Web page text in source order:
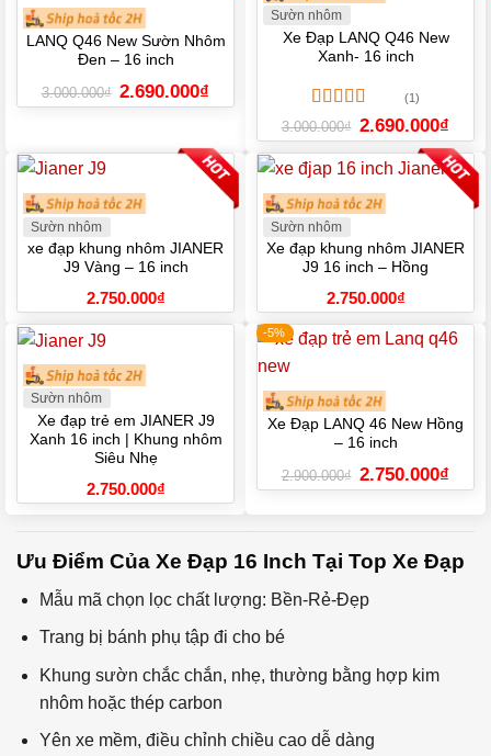
LANQ Q46 New Sườn Nhôm
Đen – 16 inch
3.000.000₫ Giá
gốc
2.690.000₫
hiện
2.690.000₫.
Sườn nhôm
Xe Đạp LANQ Q46 New
Xanh- 16 inch
Được xếp
hạng5.005
sao
(1)
3.000.000₫ Giá
gốc
là:
3.000.000₫.
2.690.000₫
hiện
tại
là:
Sườn nhôm
xe đạp khung nhôm JIANER
J9 Vàng – 16 inch
2.750.000₫
Sườn nhôm
Xe đạp khung nhôm JIANER
J9 16 inch – Hồng
2.750.000₫
Sườn nhôm
Xe đạp trẻ em JIANER J9
Xanh 16 inch | Khung nhôm
Siêu Nhẹ
2.750.000₫
-5%
Xe Đạp LANQ 46 New Hồng
– 16 inch
2.900.000₫ Giá
gốc
2.750.000₫
hiện
Ưu Điểm Của Xe Đạp 16 Inch Tại Top Xe Đạp
Mẫu mã chọn lọc chất lượng: Bền-Rẻ-Đẹp
Trang bị bánh phụ tập đi cho bé
Khung sườn chắc chắn, nhẹ, thường bằng hợp kim
nhôm hoặc thép carbon
Yên xe mềm, điều chỉnh chiều cao dễ dàng